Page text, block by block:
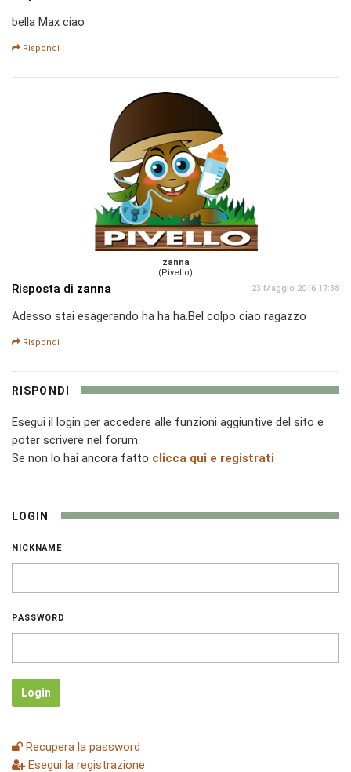
bella Max ciao
Rispondi
zanna
(Pivello)
Risposta di zanna 23 Maggio 2016 17:38
Adesso stai esagerando ha ha ha.Bel colpo ciao ragazzo
Rispondi
RISPONDI
Esegui il login per accedere alle funzioni aggiuntive del sito e
poter scrivere nel forum.
Se non lo hai ancora fatto clicca qui e registrati
LOGIN
NICKNAME
PASSWORD
Login
Recupera la password
Esegui la registrazione